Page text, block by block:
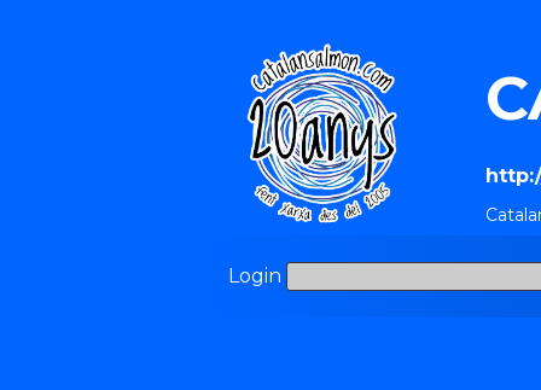
Login